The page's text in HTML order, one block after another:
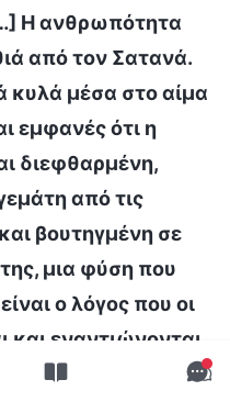
Η ανθρωπότητα
από τον Σατανά.
κυλά μέσα στο αίμα
εμφανές ότι η
διεφθαρμένη,
από τις
βουτηγμένη σε
μια φύση που
ο λόγος που οι
και εναντιώνονται
τη φύση του